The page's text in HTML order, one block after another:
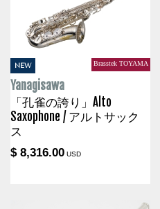
NEW Brasstek TOYAMA
Yanagisawa
「孔雀の誇り」Alto
Saxophone / アルトサック
ス
$ 8,316.00 USD